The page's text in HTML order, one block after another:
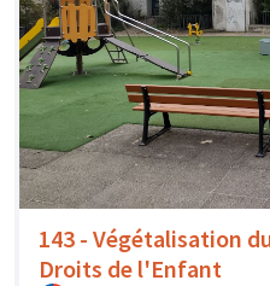
143 - Végétalisation
Droits de l'Enfant